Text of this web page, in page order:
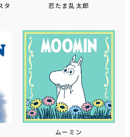
タ
忍たま乱太郎
ムーミン